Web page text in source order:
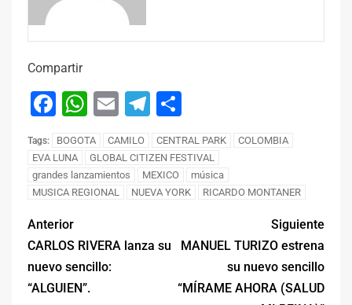
Compartir
Facebook
WhatsApp
EmailTelegram
Tags: BOGOTA CAMILO CENTRAL PARK
COLOMBIA
EVA LUNA
GLOBAL CITIZEN FESTIVAL
grandes lanzamientos
MEXICO
música
MUSICA REGIONAL
NUEVA YORK RICARDO MONTANER
Anterior
CARLOS RIVERA lanza su
nuevo sencillo:
“ALGUIEN”.
Siguiente
MANUEL TURIZO estrena
su nuevo sencillo
“MÍRAME AHORA (SALUD